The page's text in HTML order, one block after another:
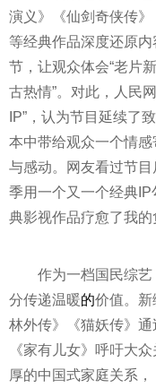
演义》《仙剑奇侠传》
等经典作品深度还原
节，让观众体会“老片
古热情”。对此，人民
IP”，认为节目延续了
本中带给观众一个情
与感动。网友看过节
季用一个又一个经典IP
典影视作品疗愈了我的
作为一档国民综
分传递温暖的价值。新
林外传》《猫妖传》通
《家有儿女》呼吁大
厚的中国式家庭关系